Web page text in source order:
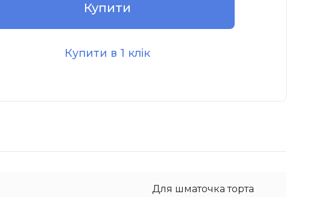
Купити
Купити в 1 клік
Для шматочка торта